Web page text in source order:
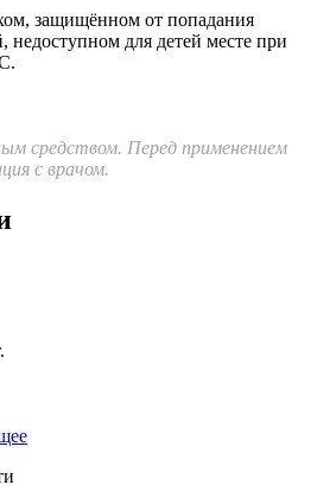
защищённом от попадания
для детей месте при
средством. Перед применением
с врачом.